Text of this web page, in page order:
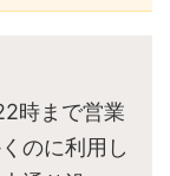
時まで営業
のに利用し